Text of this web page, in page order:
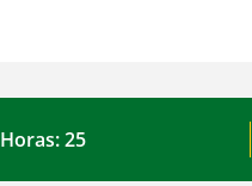
Horas: 25